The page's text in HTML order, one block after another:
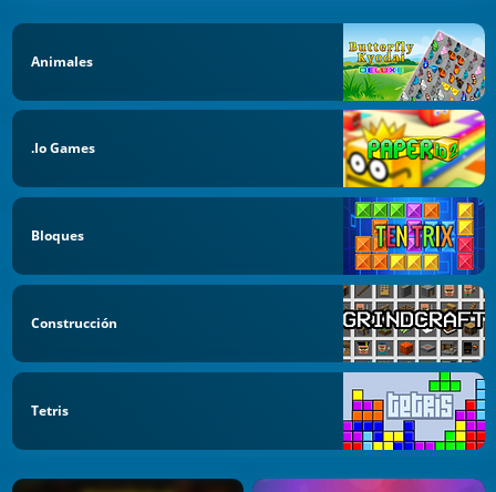
Animales
.io Games
Bloques
Construcción
Tetris